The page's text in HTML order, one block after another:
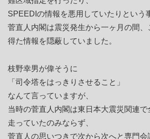
SPEEDIの情報を悪用していたりという
菅直人内閣は震災発生から一ヶ月の間
得た情報を隠蔽していました。
枝野幸男が偉そうに
「司令塔をはっきりさせること」
なんて言っていますが、
当時の菅直人内閣は東日本大震災関連で
走っていたのみならず、
菅直人の思いつきで次から次へと専門会